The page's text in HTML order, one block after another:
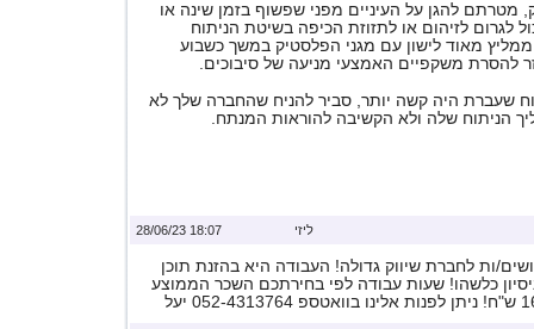
מטרתם להגן על העיניים מפני שפשוף בזמן שינה או
לגרום לזיהום או לתזוזת הכיפה בשיטת הניתוח
מאוד לישון עם מגני הפלסטיק במשך כשבוע
להסרת משקפיים האמצעי מניעה של סיבוכים.
שעברת היה קשה יותר, סביר להניח שהחברה שלך לא
הניתוח שלה ולא הקשיבה להוראות המנתח.
18:07 28/06/23 ליזי
ות לחברת שיווק גדולה! העבודה היא בהזנת תוכן
כלשהו! שעות עבודה לפי בחירתכם השכר הממוצע